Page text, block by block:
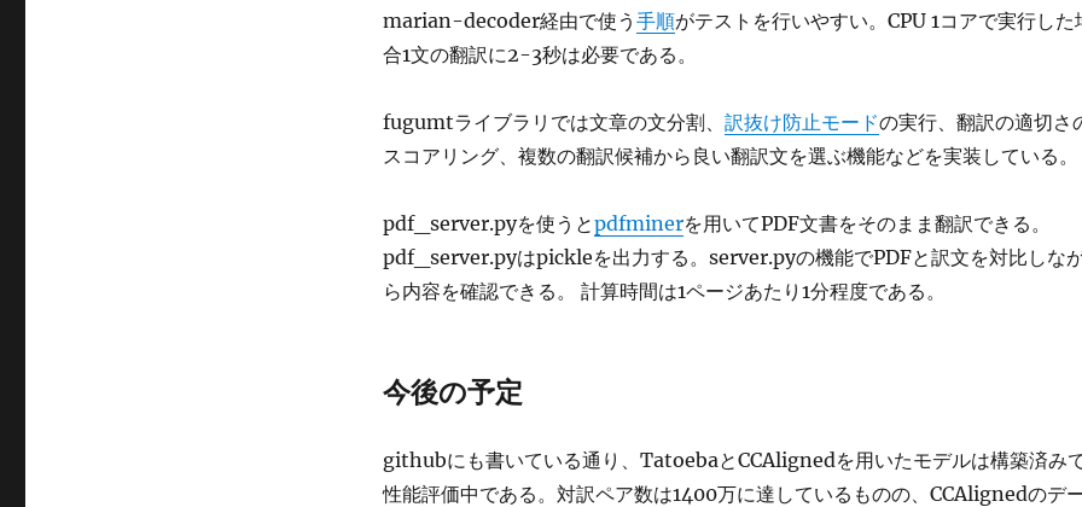
marian-decoder経由で使う 手順がテストを行いやすい。CPU 1コアで実行した
合1文の翻訳に2-3秒は必要である。
fugumtライブラリでは文章の文分割、 訳抜け防止モードの実行、翻訳の適切さ
スコアリング、複数の翻訳候補から良い翻訳文を選ぶ機能などを実装している。
pdf_server.pyを使うとpdfminerを用いてPDF文書をそのまま翻訳できる。
pdf_server.pyはpickleを出力する。server.pyの機能でPDFと訳文を対比しな
ら内容を確認できる。 計算時間は1ページあたり1分程度である。
今後の予定
githubにも書いている通り、TatoebaとCCAlignedを用いたモデルは構築済み
性能評価中である。対訳ペア数は1400万に達しているものの、CCAlignedのデ